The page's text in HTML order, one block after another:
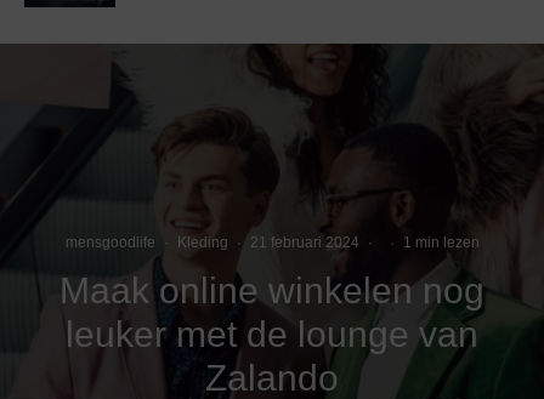
mensgoodlife · Kleding · 21 februari 2024 · · 1 min lezen
Maak online winkelen nog
leuker met de lounge van
Zalando